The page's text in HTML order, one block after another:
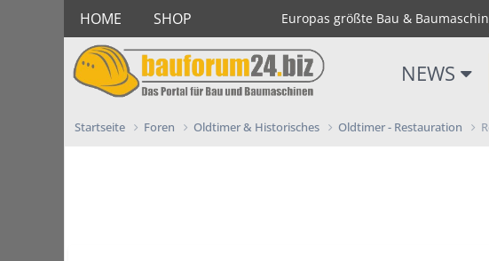
HOME SHOP Europas größte Bau &
NEWS
Startseite Foren Oldtimer & Historisches Oldtimer - Restauration